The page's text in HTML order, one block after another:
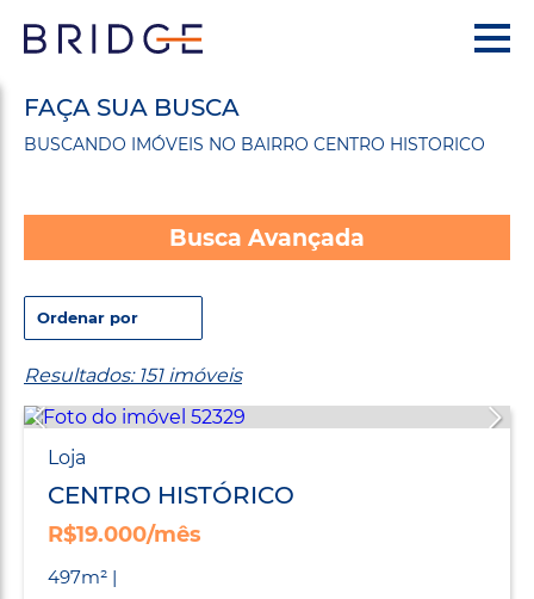
FAÇA SUA BUSCA
BUSCANDO IMÓVEIS NO BAIRRO CENTRO HISTORICO
Busca Avançada
Resultados: 151 imóveis
Loja
CENTRO HISTÓRICO
R$19.000/mês
497m² |